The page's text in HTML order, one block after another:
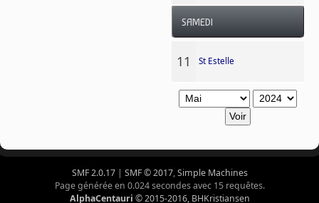
SAMEDI
11 St Estelle
SMF 2.0.17| SMF © 2017,Simple Machines
Page générée en 0.024 secondes avec 15 requêtes.
AlphaCentauri © 2015-2016, BHKristiansen